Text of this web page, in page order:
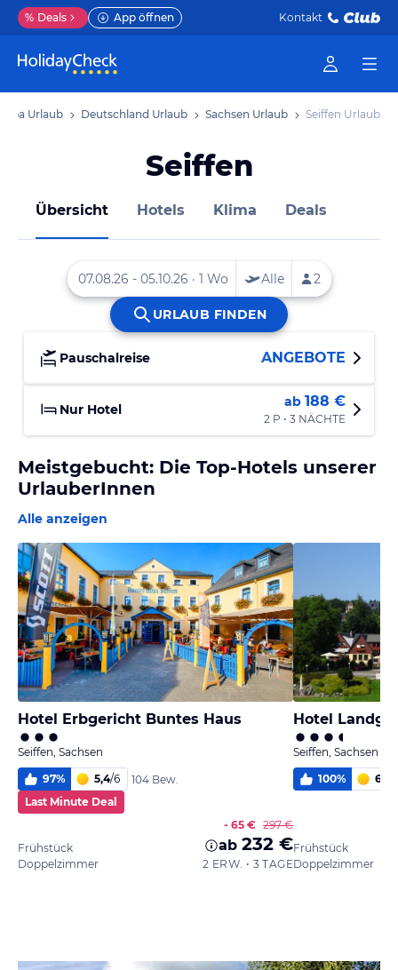
% Deals App öffnen Kontakt
Urlaub Deutschland Urlaub Sachsen Urlaub Seiffen Urlaub
Seiffen
Übersicht Hotels Klima Deals
Pauschalreise ANGEBOTE
Nur Hotel ab 188 €
2 P • 3 NÄCHTE
Meistgebucht: Die Top-Hotels unserer
UrlauberInnen
Alle anzeigen
Hotel Erbgericht Buntes Haus
Seiffen, Sachsen
97% 5,4/6
104 Bew.
Last Minute Deal
Frühstück
Doppelzimmer
- 65 € 297 €
ab 232 €
2 ERW. • 3 TAGE
Hotel
Seiffen, Sachsen
100% 6,0
Frühstück
Doppelzimmer